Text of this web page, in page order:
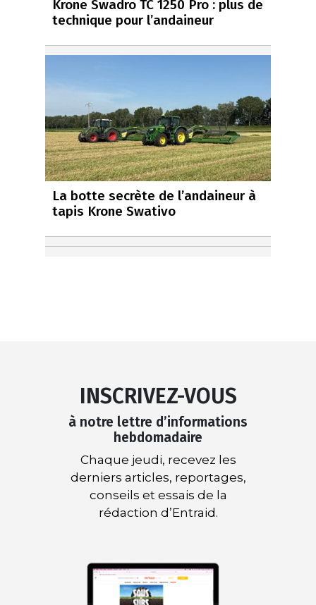
Krone Swadro TC 1250 Pro : plus de
technique pour l’andaineur
La botte secrète de l’andaineur à
tapis Krone Swativo
INSCRIVEZ-VOUS
à notre lettre d’informations
hebdomadaire
Chaque jeudi, recevez les
derniers articles, reportages,
conseils et essais de la
rédaction d’Entraid.